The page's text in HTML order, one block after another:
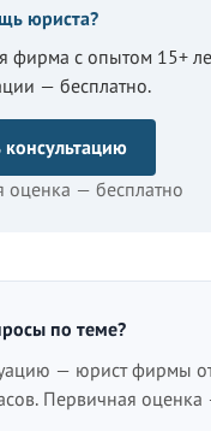
юриста?
фирма с опытом 15+
— бесплатно.
консультацию
оценка — бесплатно
по теме?
— юрист фирмы
Первичная оценка